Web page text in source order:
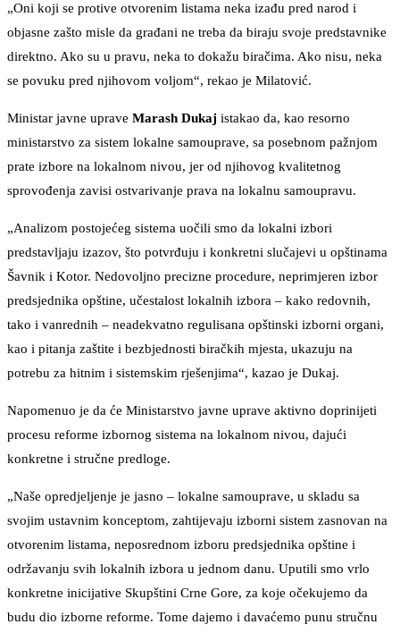
„Oni koji se protive otvorenim listama neka izađu pred narod i
objasne zašto misle da građani ne treba da biraju svoje predstavnike
direktno. Ako su u pravu, neka to dokažu biračima. Ako nisu, neka
se povuku pred njihovom voljom“, rekao je Milatović.
Ministar javne uprave Marash Dukaj istakao da, kao resorno
ministarstvo za sistem lokalne samouprave, sa posebnom pažnjom
prate izbore na lokalnom nivou, jer od njihovog kvalitetnog
sprovođenja zavisi ostvarivanje prava na lokalnu samoupravu.
„Analizom postojećeg sistema uočili smo da lokalni izbori
predstavljaju izazov, što potvrđuju i konkretni slučajevi u opštinama
Šavnik i Kotor. Nedovoljno precizne procedure, neprimjeren izbor
predsjednika opštine, učestalost lokalnih izbora – kako redovnih,
tako i vanrednih – neadekvatno regulisana opštinski izborni organi,
kao i pitanja zaštite i bezbjednosti biračkih mjesta, ukazuju na
potrebu za hitnim i sistemskim rješenjima“, kazao je Dukaj.
Napomenuo je da će Ministarstvo javne uprave aktivno doprinijeti
procesu reforme izbornog sistema na lokalnom nivou, dajući
konkretne i stručne predloge.
„Naše opredjeljenje je jasno – lokalne samouprave, u skladu sa
svojim ustavnim konceptom, zahtijevaju izborni sistem zasnovan na
otvorenim listama, neposrednom izboru predsjednika opštine i
održavanju svih lokalnih izbora u jednom danu. Uputili smo vrlo
konkretne inicijative Skupštini Crne Gore, za koje očekujemo da
budu dio izborne reforme. Tome dajemo i davaćemo punu stručnu